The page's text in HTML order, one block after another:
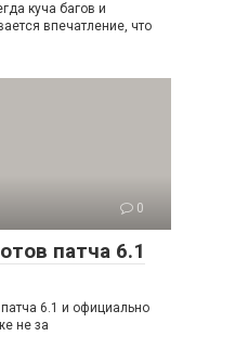
куча багов и
впечатление, что
0
патча 6.1
6.1 и официально
не за